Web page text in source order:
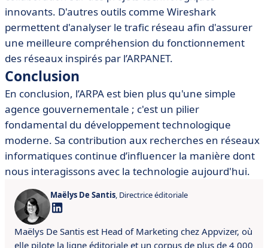
innovants. D'autres outils comme Wireshark
permettent d'analyser le trafic réseau afin d'assurer
une meilleure compréhension du fonctionnement
des réseaux inspirés par l’ARPANET.
Conclusion
En conclusion, l’ARPA est bien plus qu'une simple
agence gouvernementale ; c'est un pilier
fondamental du développement technologique
moderne. Sa contribution aux recherches en réseaux
informatiques continue d’influencer la manière dont
nous interagissons avec la technologie aujourd'hui.
Maëlys De Santis, Directrice éditoriale
Maëlys De Santis est Head of Marketing chez Appvizer, où
elle pilote la ligne éditoriale et un corpus de plus de 4 000